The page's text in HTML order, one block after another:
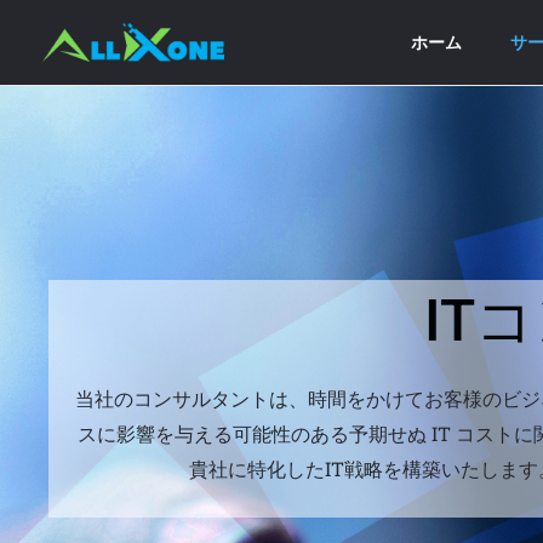
ホーム サ
IT
当社のコンサルタントは、時間をかけてお客様のビ
スに影響を与える可能性のある予期せぬ IT コスト
貴社に特化したIT戦略を構築いたしま